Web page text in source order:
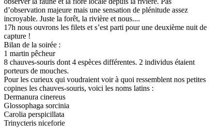
d’observation majeure mais une sensation de plénitude assez
incroyable. Juste la forêt, la rivière et nous....
17h nous ouvrons les filets et s’est parti pour une deuxième nuit de
capture !
Bilan de la soirée :
1 martin pêcheur
8 chauves-souris dont 4 espèces différentes. 2 individus étaient
porteurs de mouches.
Pour les curieux qui voudraient voir à quoi ressemblent nos petites
copines les chauves-souris, voici les noms latins :
Dermanura cinereus
Glossophaga sorcinia
Carolia perspicillata
Trinycteris niceforie